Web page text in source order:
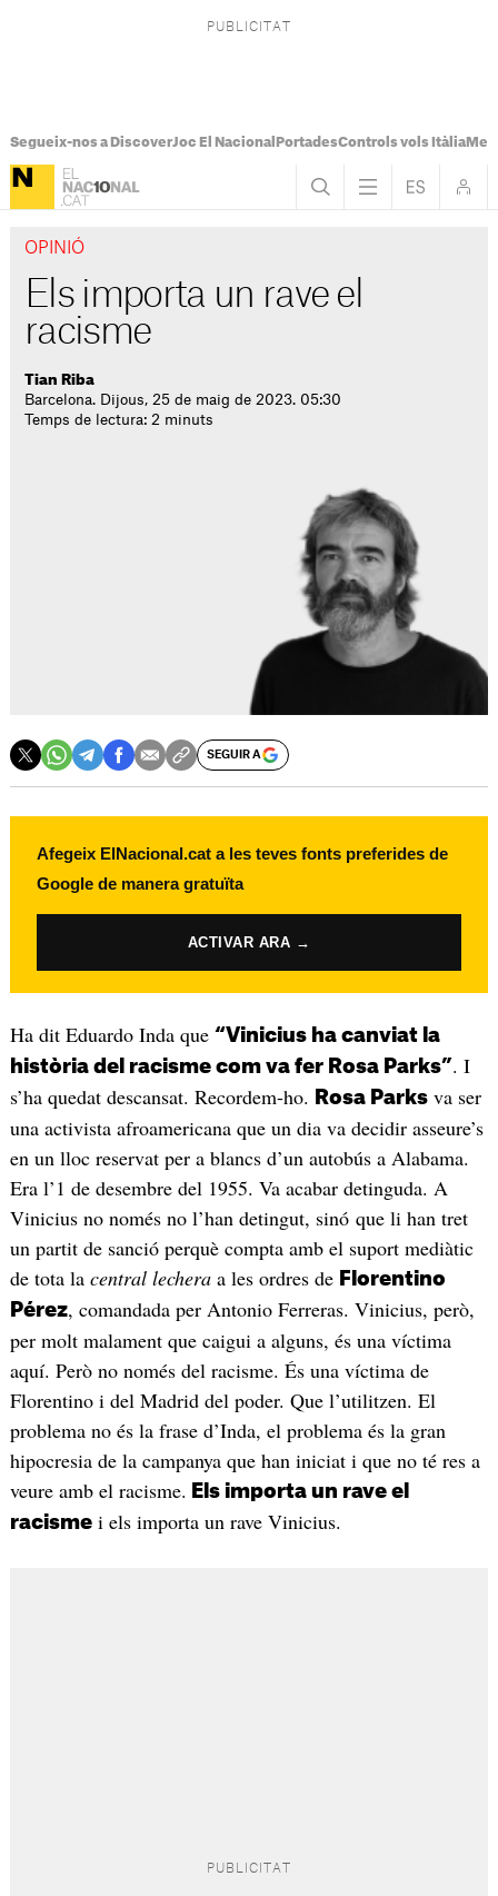
Segueix-nos a DiscoverJoc El Nacional PortadesControls vols Itàlia
OPINIÓ
Els importa un rave el
racisme
Tian Riba
Barcelona. Dijous, 25 de maig de 2023. 05:30
Temps de lectura: 2 minuts
SEGUIR A
Afegeix ElNacional.cat a les teves fonts preferides de
Google de manera gratuïta
ACTIVAR ARA →
Ha dit Eduardo Inda que “Vinicius ha canviat la
història del racisme com va fer Rosa Parks”. I
s’ha quedat descansat. Recordem-ho.
Rosa Parksva ser
una activista afroamericana que un dia va decidir asseure’s
en un lloc reservat per a blancs d’un autobús a Alabama.
Era l’1 de desembre del 1955. Va acabar detinguda. A
Vinicius no només no l’han detingut, sinó que li han tret
un partit de sanció perquè compta amb el suport mediàtic
de tota lacentral lecheraa les ordres de Florentino
Pérez, comandada per Antonio Ferreras. Vinicius, però,
per molt malament que caigui a alguns, és una víctima
aquí. Però no només del racisme. És una víctima de
Florentino i del Madrid del poder. Que l’utilitzen. El
problema no és la frase d’Inda, el problema és la gran
hipocresia de la campanya que han iniciat i que no té res a
veure amb el racisme. Els importa un rave el
racismei els importa un rave Vinicius.